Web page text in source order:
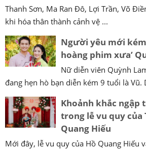
Thanh Sơn, Ma Ran Đô, Lợi Trần, Võ
khi hóa thân thành cảnh vệ ...
Người yêu mới
hoàng phim xưa’
Nữ diễn viên Quỳnh
đang hẹn hò bạn diễn kém 9 tuổi là Vũ.
Khoảnh khắc ngập
trong lễ vu quy của
Quang Hiếu
Mới đây, lễ vu quy của Hồ Quang Hiếu